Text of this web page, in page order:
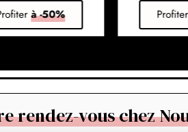
à -50%
rendez-vous chez